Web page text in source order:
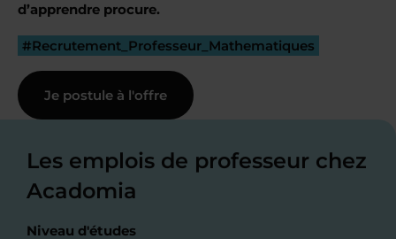
d’apprendre procure.
#Recrutement_Professeur_Mathematiques
Je postule à l'offre
Les emplois de professeur chez
Acadomia
Niveau d'études